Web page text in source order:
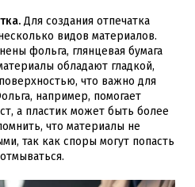
Для создания отпечатка
видов материалов.
фольга, глянцевая бумага
обладают гладкой,
что важно для
например, помогает
а пластик может быть более
что материалы не
так как споры могут попасть